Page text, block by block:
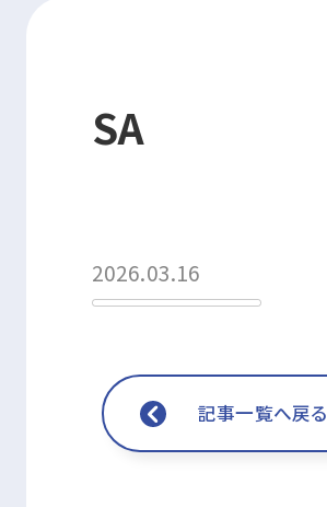
SA
2026.03.16
記事一覧へ戻る